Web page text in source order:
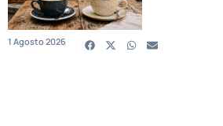
1 Agosto 2026